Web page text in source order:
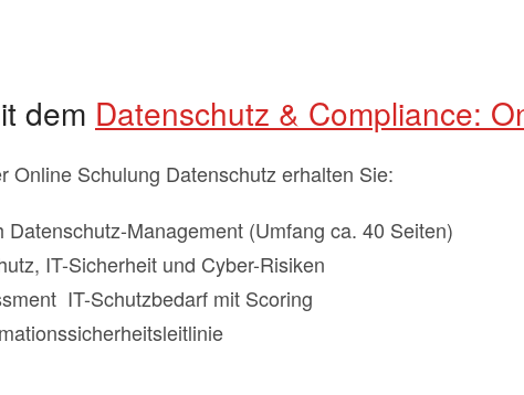
dem Datenschutz & Compliance:
Online Schulung Datenschutz erhalten Sie:
Datenschutz-Management (Umfang ca. 40 Seiten)
IT-Sicherheit und Cyber-Risiken
IT-Schutzbedarf mit Scoring